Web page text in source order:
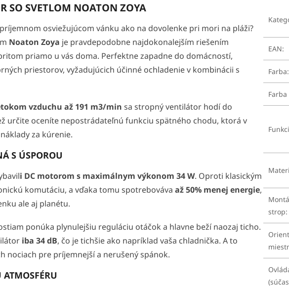
SO SVETLOM NOATON ZOYA
osviežujúcom vánku ako na dovolenke pri mori na pláži?
Noaton Zoya je pravdepodobne najdokonalejším riešením
priamo u vás doma. Perfektne zapadne do domácností,
priestorov, vyžadujúcich účinné ochladenie v kombinácii s
vzduchu až 191 m3/min sa stropný ventilátor hodí do
určite oceníte nepostrádateľnú funkciu spätného chodu, ktorá v
za kúrenie.
S ÚSPOROU
i DC motorom s maximálnym výkonom 34 W. Oproti klasickým
komutáciu, a vďaka tomu spotrebováva až 50% menej energie,
ale aj planétu.
ponúka plynulejšiu reguláciu otáčok a hlavne beží naozaj ticho.
iba 34 dB, čo je tichšie ako napríklad vaša chladnička. A to
nociach pre príjemnejší a nerušený spánok.
ATMOSFÉRU
EAN:
Farba:
strop: